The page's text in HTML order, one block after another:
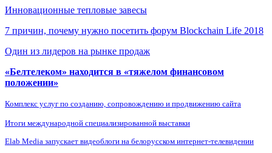
Инновационные тепловые завесы
7 причин, почему нужно посетить форум Blockchain Life 2018
Один из лидеров на рынке продаж
«Белтелеком» находится в «тяжелом финансовом
положении»
Комплекс услуг по созданию, сопровождению и продвижению сайта
Итоги международной специализированной выставки
Elab Media запускает видеоблоги на белорусском интернет-телевидении